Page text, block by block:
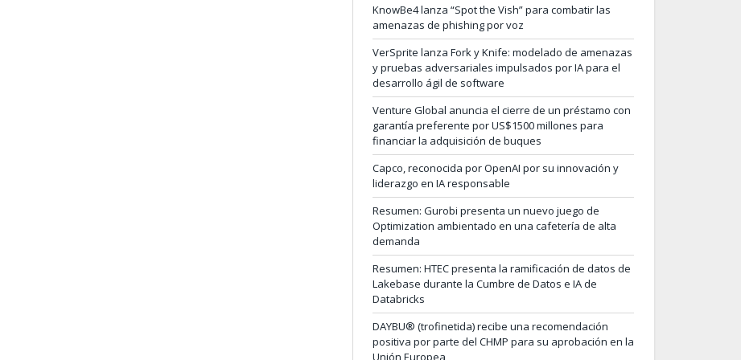
KnowBe4 lanza “Spot the Vish” para combatir las
amenazas de phishing por voz
VerSprite lanza Fork y Knife: modelado de amenazas
y pruebas adversariales impulsados por IA para el
desarrollo ágil de software
Venture Global anuncia el cierre de un préstamo con
garantía preferente por US$1500 millones para
financiar la adquisición de buques
Capco, reconocida por OpenAI por su innovación y
liderazgo en IA responsable
Resumen: Gurobi presenta un nuevo juego de
Optimization ambientado en una cafetería de alta
demanda
Resumen: HTEC presenta la ramificación de datos de
Lakebase durante la Cumbre de Datos e IA de
Databricks
DAYBU® (trofinetida) recibe una recomendación
positiva por parte del CHMP para su aprobación en la
Unión Europea